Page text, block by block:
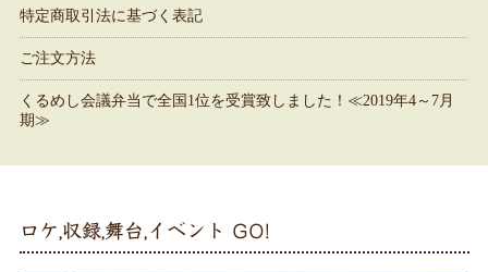
特定商取引法に基づく表記
ご注文方法
くるめし会議弁当で全国1位を受賞致しました！≪2019年4～7月
期≫
ロケ,収録,舞台,イベント GO!